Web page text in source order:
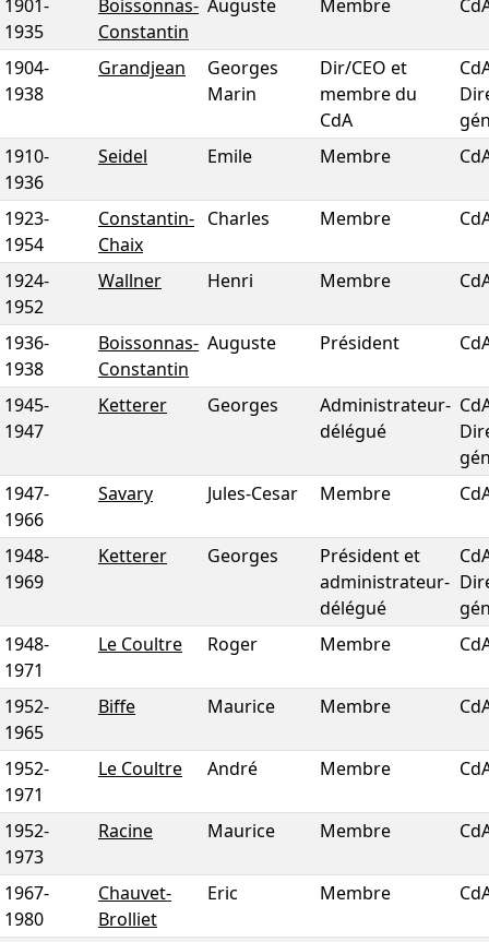
1901-
1935
Boissonnas-
Constantin
Auguste Membre
1904-
1938
Grandjean
Georges
Marin
Dir/CEO et
membre du
CdA
1910-
1936
Seidel Emile Membre
1923-
1954
Constantin-
Chaix
Charles Membre
1924-
1952
Wallner Henri Membre
1936-
1938
Boissonnas-
Constantin
Auguste Président
1945-
1947
Ketterer Georges
Administrateur-
délégué
1947-
1966
Savary Jules-Cesar Membre
1948-
1969
Ketterer Georges
Président et
administrateur-
délégué
1948-
1971
Le Coultre Roger Membre
1952-
1965
Biffe Maurice Membre
1952-
1971
Le Coultre André Membre
1952-
1973
Racine Maurice Membre
1967-
1980
Chauvet-
Brolliet
Eric Membre